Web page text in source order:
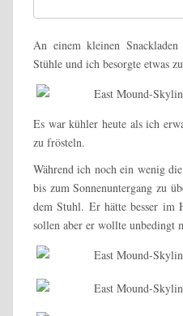
An einem kleinen
Stühle und ich besorgte etwas
Es war kühler heute als ich
zu frösteln.
Während ich noch ein wenig
bis zum Sonnenuntergang zu
dem Stuhl. Er hätte besser im
sollen aber er wollte unbedingt